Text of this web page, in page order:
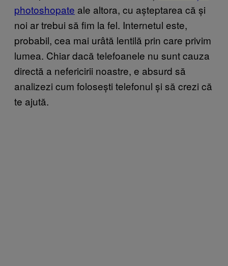
photoshopate ale altora, cu așteptarea că și
noi ar trebui să fim la fel. Internetul este,
probabil, cea mai urâtă lentilă prin care privim
lumea. Chiar dacă telefoanele nu sunt cauza
directă a nefericirii noastre, e absurd să
analizezi cum folosești telefonul și să crezi că
te ajută.